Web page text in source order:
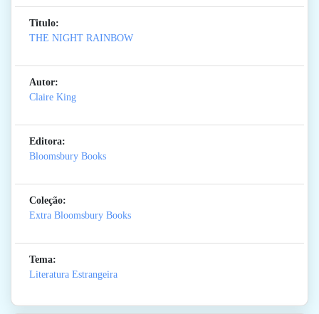
Titulo:
THE NIGHT RAINBOW
Autor:
Claire King
Editora:
Bloomsbury Books
Coleção:
Extra Bloomsbury Books
Tema:
Literatura Estrangeira